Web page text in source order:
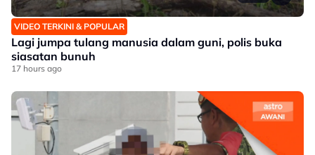
VIDEO TERKINI & POPULAR
Lagi jumpa tulang manusia dalam guni, polis buka
siasatan bunuh
17 hours ago